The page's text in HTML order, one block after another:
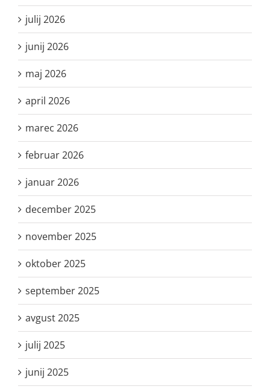
julij 2026
junij 2026
maj 2026
april 2026
marec 2026
februar 2026
januar 2026
december 2025
november 2025
oktober 2025
september 2025
avgust 2025
julij 2025
junij 2025